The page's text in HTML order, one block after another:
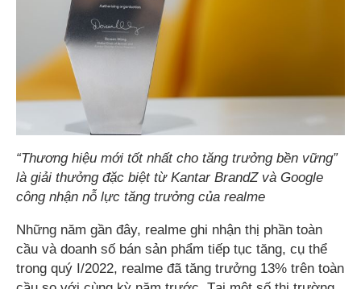
“Thương hiệu mới tốt nhất cho tăng trưởng bền vững”
là giải thưởng đặc biệt từ Kantar BrandZ và Google
công nhận nỗ lực tăng trưởng của realme
Những năm gần đây, realme ghi nhận thị phần toàn
cầu và doanh số bán sản phẩm tiếp tục tăng, cụ thể
trong quý I/2022, realme đã tăng trưởng 13% trên toàn